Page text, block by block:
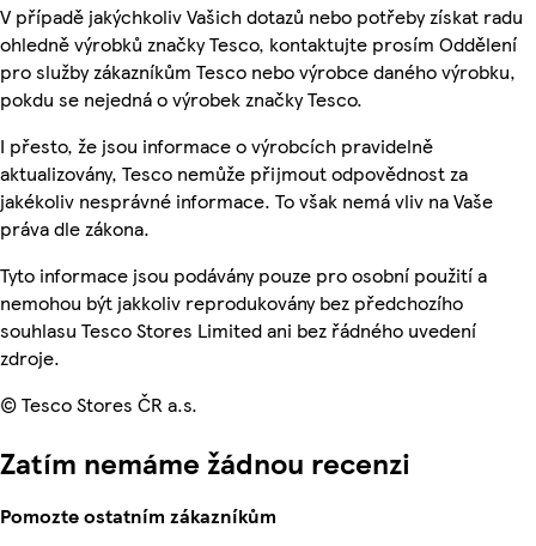
V případě jakýchkoliv Vašich dotazů nebo potřeby získat radu
ohledně výrobků značky Tesco, kontaktujte prosím Oddělení
pro služby zákazníkům Tesco nebo výrobce daného výrobku,
pokdu se nejedná o výrobek značky Tesco.
I přesto, že jsou informace o výrobcích pravidelně
aktualizovány, Tesco nemůže přijmout odpovědnost za
jakékoliv nesprávné informace. To však nemá vliv na Vaše
práva dle zákona.
Tyto informace jsou podávány pouze pro osobní použití a
nemohou být jakkoliv reprodukovány bez předchozího
souhlasu Tesco Stores Limited ani bez řádného uvedení
zdroje.
© Tesco Stores ČR a.s.
Zatím nemáme žádnou recenzi
Pomozte ostatním zákazníkům